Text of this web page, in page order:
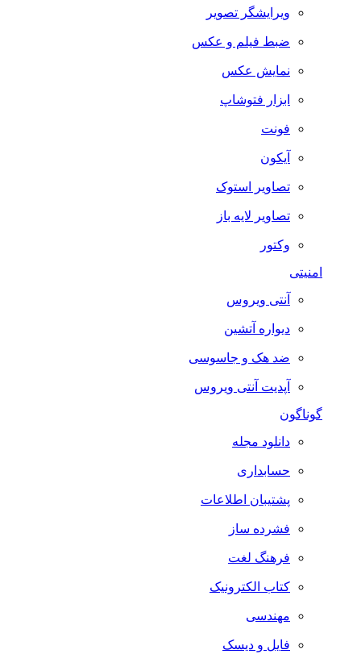
ویرایشگر تصویر
ضبط فيلم و عكس
نمایش عکس
ابزار فتوشاپ
فونت
آیکون
تصاویر استوک
تصاویر لایه باز
وکتور
امنیتی
آنتی ویروس
دیواره آتشین
ضد هک و جاسوسی
آپدیت آنتی ویروس
گوناگون
دانلود مجله
حسابداری
پشتیبان اطلاعات
فشرده ساز
فرهنگ لغت
کتاب الکترونیک
مهندسی
فایل و دیسک